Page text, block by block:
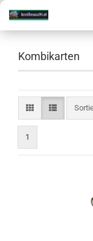
Kombikarten
1